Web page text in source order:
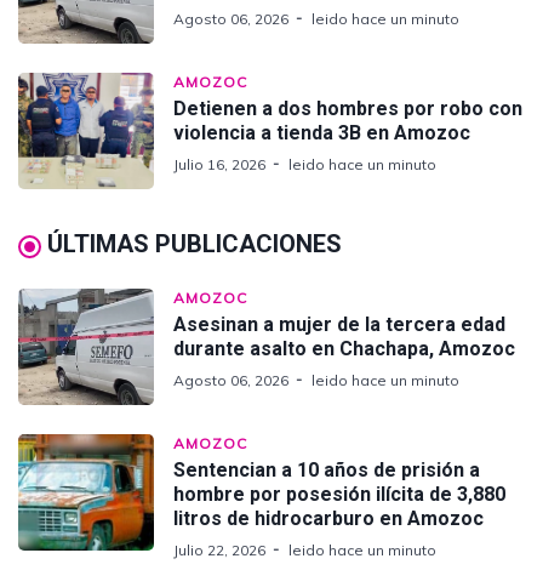
Agosto 06, 2026 leido hace un minuto
AMOZOC
Detienen a dos hombres por robo con
violencia a tienda 3B en Amozoc
Julio 16, 2026 leido hace un minuto
ÚLTIMAS PUBLICACIONES
AMOZOC
Asesinan a mujer de la tercera edad
durante asalto en Chachapa, Amozoc
Agosto 06, 2026 leido hace un minuto
AMOZOC
Sentencian a 10 años de prisión a
hombre por posesión ilícita de 3,880
litros de hidrocarburo en Amozoc
Julio 22, 2026 leido hace un minuto